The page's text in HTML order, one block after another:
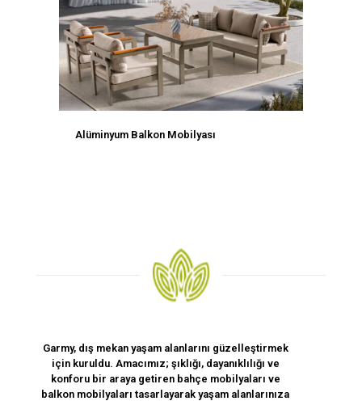
Alüminyum Balkon Mobilyası
Garmy, dış mekan yaşam alanlarını güzelleştirmek
için kuruldu. Amacımız; şıklığı, dayanıklılığı ve
konforu bir araya getiren bahçe mobilyaları ve
balkon mobilyaları tasarlayarak yaşam alanlarınıza